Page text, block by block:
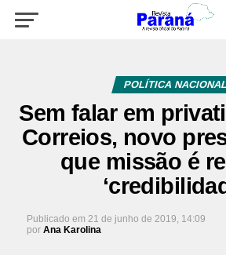
POLÍTICA NACIONAL
Sem falar em
Correios, novo
que missão é
Publicado em 21 de junho de 2019, 14:09
por Ana Karolina